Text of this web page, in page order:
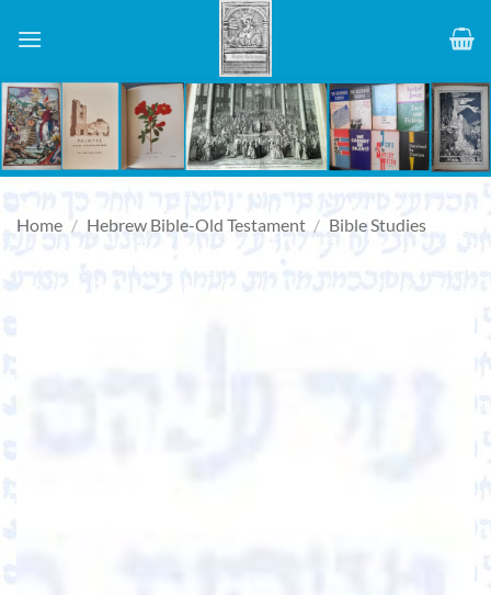
Home / Hebrew Bible-Old Testament / Bible Studies